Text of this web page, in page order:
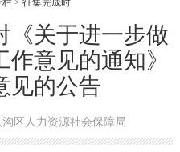
《关于进一步做
意见的通知》
见的公告
沟区人力资源社会保障局